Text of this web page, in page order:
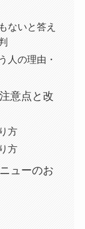
ないと答え
人の理由・
意点と改
方
方
ューのお